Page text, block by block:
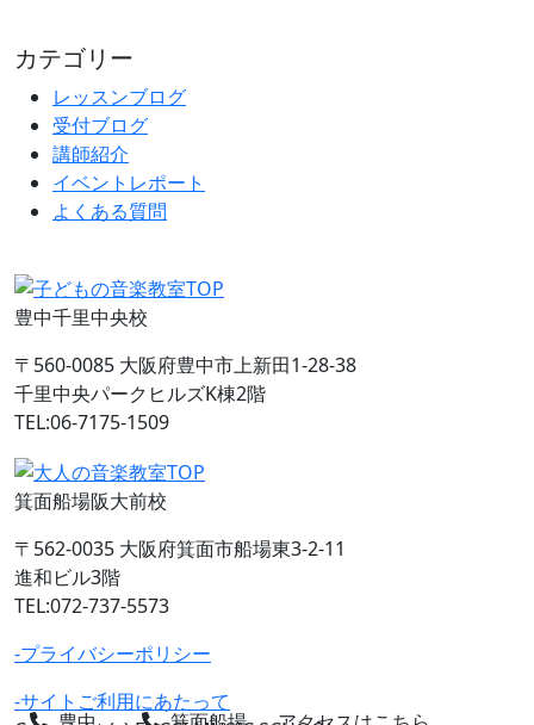
カテゴリー
レッスンブログ
受付ブログ
講師紹介
イベントレポート
よくある質問
豊中千里中央校
〒560-0085 大阪府豊中市上新田1-28-38
千里中央パークヒルズK棟2階
TEL:06-7175-1509
箕面船場阪大前校
〒562-0035 大阪府箕面市船場東3-2-11
進和ビル3階
TEL:072-737-5573
-プライバシーポリシー
-サイトご利用にあたって